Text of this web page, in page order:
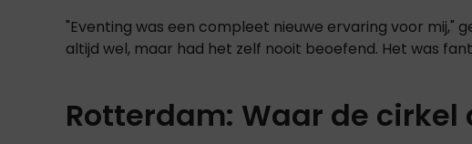
"Eventing was een compleet nieuwe ervaring voor mij,"
altijd wel, maar had het zelf nooit beoefend. Het was
Rotterdam: Waar de